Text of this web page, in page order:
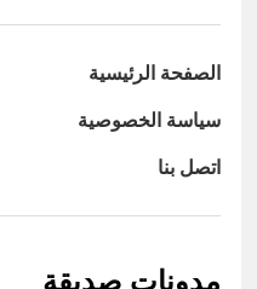
الصفحة الرئيسية
سياسة الخصوصية
اتصل بنا
مدونات صديقة